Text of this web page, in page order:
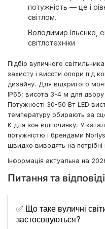
потужність — це і
світлом.
Володимир Ільєнко ,
світлотехніки
Підбір вуличного
захисту і висоти опори під
дизайну. Для відкритого
IP65; висота 3-4 м для
Потужності 30-50 Вт LED
температуру обирають за
K для зон відпочинку. У
потужністю і брендами
швидко виводять на потрібні
Інформація актуальна на
Питання та відповіді
✅ Що таке вуличні
застосовуються?